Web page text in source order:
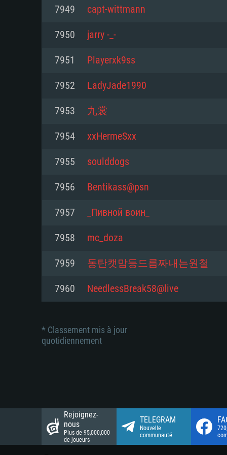
Minimum
Carte graphique supportant
Radeon 77XX / NVIDIA GeForce
résolution minimale supportée
Disque dur: 23.1 Go (client
Minimum
processeurs Intel Xeon ne sont
Mémoire: 6 GB
Carte graphique: Intel Iris Pro
analogue AMD/Nvidia. La
Disque dur: 62,2 Go (client
Minimum
modernes
Processeur: Dual-Core 2.4 GHz
Mémoire: 4 GB
Carte graphique: NVIDIA 660
drivers (moins de 6 mois) / de
de 720p)
Connection: Connexion Internet
Disque dur: 62,2 Go (client
7949 capt-wittmann
7950 jarry -_-
7951 Playerxk9ss
7952 LadyJade1990
7953 九裳
7954 xxHermeSxx
7955 soulddogs
7956 Bentikass@psn
7957 _Пивной воин_
7958 mc_doza
7959 동탄캣맘등드름짜내는원철
7960 NeedlessBreak58@live
* Classement mis à jour
quotidiennement
Rejoignez-
nous
Plus de 95,000,000
de joueurs
TELEGRAM
Nouvelle
communauté